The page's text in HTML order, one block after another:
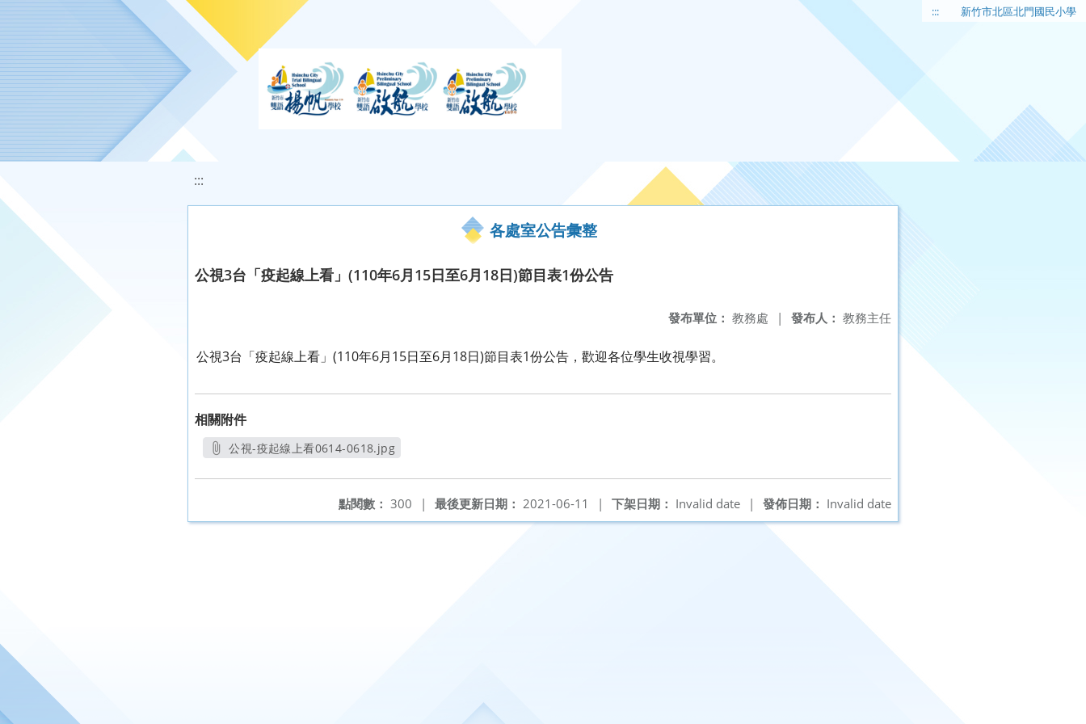
移至網頁之主要內容區位置 ::: 新竹市北區北門國民小學
:::
各處室公告彙整
公視3台「疫起線上看」(110年6月15日至6月18日)節目表1份公告
發布人： 教務主任
發布單位： 教務處 |
公視3台「疫起線上看」(110年6月15日至6月18日)節目表1份公告，歡迎各位學生收視學習。
相關附件
公視-疫起線上看0614-0618.jpg
發佈日期： Invalid date
下架日期： Invalid date |
最後更新日期： 2021-06-11 |
點閱數： 300 |